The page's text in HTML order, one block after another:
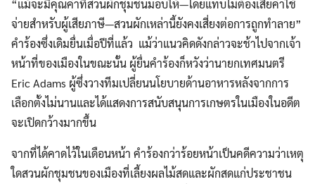
“แม้จะมีคุณค่าที่สวนผักชุมชนมอบให้—โดยแทบไม่ต้องเสียค่าใช้
จ่ายสำหรับผู้เสียภาษี—สวนผักเหล่านี้ยังคงเสี่ยงต่อการถูกทำลาย”
คำร้องซึ่งเดิมยื่นเมื่อปีที่แล้ว แม้ว่าแนวคิดดังกล่าวจะช้าไปจากเจ้า
หน้าที่ของเมืองในขณะนั้น ผู้ยื่นคำร้องก็หวังว่านายกเทศมนตรี
Eric Adams ผู้ซึ่งวางทีมเปลี่ยนนโยบายด้านอาหารหลังจากการ
เลือกตั้งไม่นานและได้แสดงการสนับสนุนการเกษตรในเมืองในอดีต
จะเปิดกว้างมากขึ้น
จากที่ได้คาดไว้ในเดือนหน้า คำร้องกว่าร้อยหน้าเป็นคดีความว่าเหตุ
ใดสวนผักชุมชนของเมืองที่เลี้ยงผลไม้สดและผักสดแก่ประชาชน